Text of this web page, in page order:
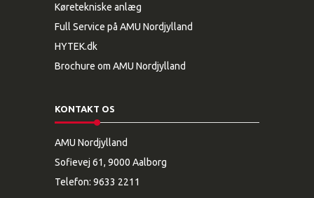
Køretekniske anlæg
Full Service på AMU Nordjylland
HYTEK.dk
Brochure om AMU Nordjylland
KONTAKT OS
AMU Nordjylland
Sofievej 61, 9000 Aalborg
Telefon: 9633 2211